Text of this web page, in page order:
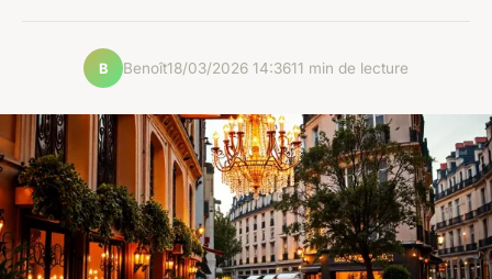
B Benoît18/03/2026 14:3611 min de lecture